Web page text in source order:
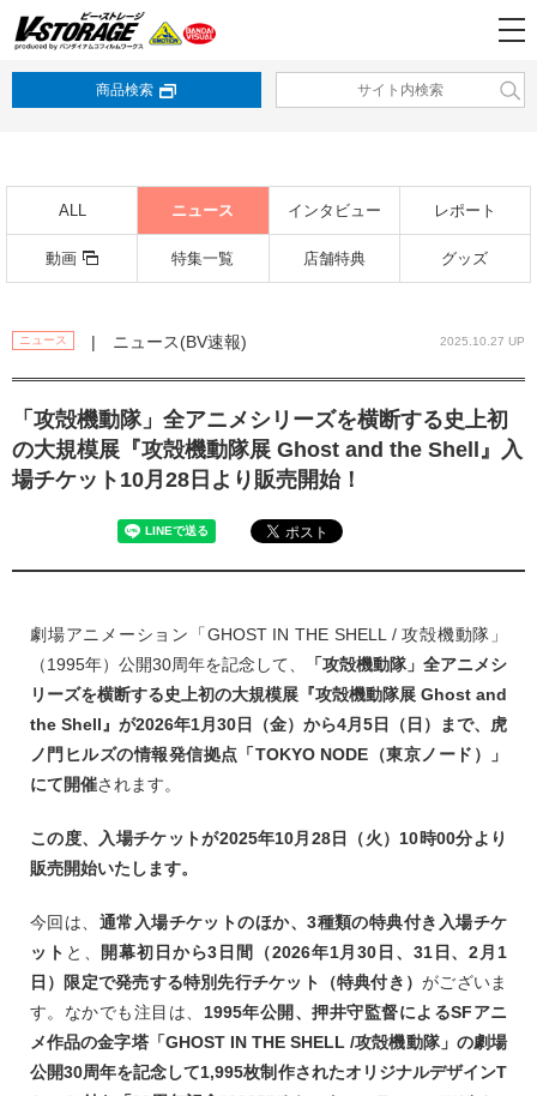
商品検索
ALL ニュース インタビュー レポート
動画 特集一覧 店舗特典 グッズ
ニュース | ニュース(BV速報) 2025.10.27 UP
「攻殻機動隊」全アニメシリーズを横断する史上初
の大規模展『攻殻機動隊展 Ghost and the Shell』入
場チケット10月28日より販売開始！
劇場アニメーション「GHOST IN THE SHELL / 攻殻機動隊」
（1995年）公開30周年を記念して、
「攻殻機動隊」全アニメシ
リーズを横断する史上初の大規模展『攻殻機動隊展 Ghost and
the Shell』が2026年1月30日（金）から4月5日（日）まで、虎
ノ門ヒルズの情報発信拠点「TOKYO NODE（東京ノード）」
にて開催されます。
この度、入場チケットが2025年10月28日（火）10時00分より
販売開始いたします。
今回は、 通常入場チケットのほか、3種類の特典付き入場チケ
ット と、 開幕初日から3日間（2026年1月30日、31日、2月1
日）限定で発売する特別先行チケット（特典付き）がございま
す。なかでも注目は、 1995年公開、押井守監督によるSFアニ
メ作品の金字塔「GHOST IN THE SHELL /攻殻機動隊」の劇場
公開30周年を記念して1,995枚制作されたオリジナルデザインT